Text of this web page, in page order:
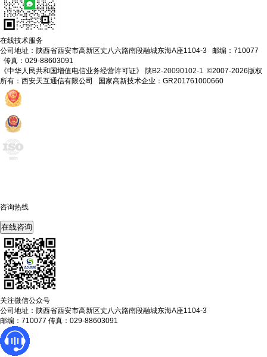
在线技术服务
公司地址：陕西省西安市高新区丈八六路南段融城东海A座1104-3 邮编：710077
传真：029-88603091
《中华人民共和国增值电信业务经营许可证》 陕B2-20090102-1 ©2007-2026版权
所有：西安天互通信有限公司 国家高新技术企业：GR201761000660
咨询热线
在线咨询
关注微信公众号
公司地址：陕西省西安市高新区丈八六路南段融城东海A座1104-3
邮编：710077 传真：029-88603091